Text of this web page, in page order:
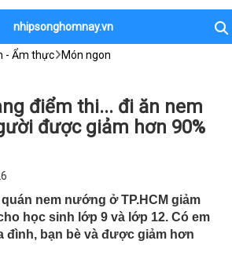
nhipsonghomnay.vn
- Ẩm thực Món ngon
điểm thi... đi ăn nem
được giảm hơn 90%
quán nem nướng ở TP.HCM giảm
học sinh lớp 9 và lớp 12. Có em
đình, bạn bè và được giảm hơn